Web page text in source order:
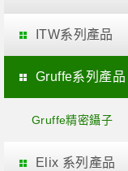
ITW系列產品
Gruffe系列產品
Gruffe精密鑷子
Elix 系列產品